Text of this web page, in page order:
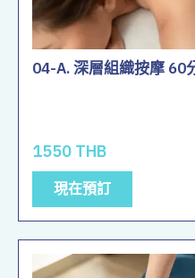
04-A. 深層組織按摩 60
1550 THB
現在預訂